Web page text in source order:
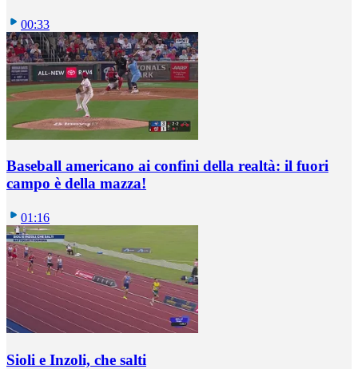
00:33
Baseball americano ai confini della realtà: il fuori
campo è della mazza!
01:16
Sioli e Inzoli, che salti